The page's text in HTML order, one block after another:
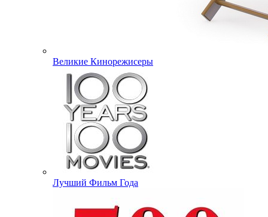
Великие Кинорежисеры
Лучший Фильм Года